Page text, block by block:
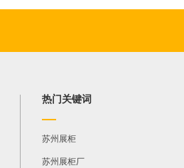
热门关键词
苏州展柜
苏州展柜厂